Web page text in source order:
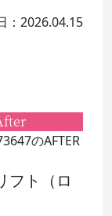
：2026.04.15
フト（ロ